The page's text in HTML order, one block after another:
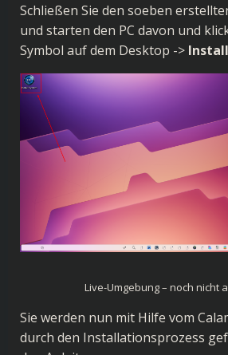
Schließen Sie den soeben
und starten den PC davon und
Symbol auf dem Desktop ->
Live-Umgebung – noch nicht
Sie werden nun mit Hilfe vom
durch den Installationsprozess